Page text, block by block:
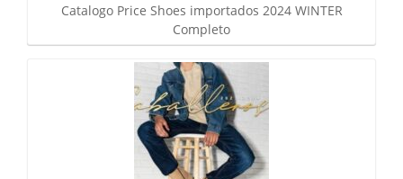
Catalogo Price Shoes importados 2024 WINTER
Completo